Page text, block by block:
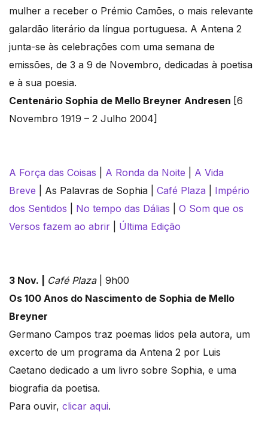
mulher a receber o Prémio Camões, o mais relevante
galardão literário da língua portuguesa. A Antena 2
junta-se às celebrações com uma semana de
emissões, de 3 a 9 de Novembro, dedicadas à poetisa
e à sua poesia.
Centenário Sophia de Mello Breyner Andresen [6
Novembro 1919 – 2 Julho 2004]
A Força das Coisas A Ronda da Noite
A Vida
Breve | As Palavras de Sophia | Café Plaza
Império
dos Sentidos
No tempo das Dálias
O Som que os
Versos fazem ao abrir
Última Edição
3 Nov. | Café Plaza
| 9h00
Os 100 Anos do Nascimento de Sophia de Mello
Breyner
Germano Campos traz poemas lidos pela autora, um
excerto de um programa da Antena 2 por Luis
Caetano dedicado a um livro sobre Sophia, e uma
biografia da poetisa.
Para ouvir, clicar aqui.